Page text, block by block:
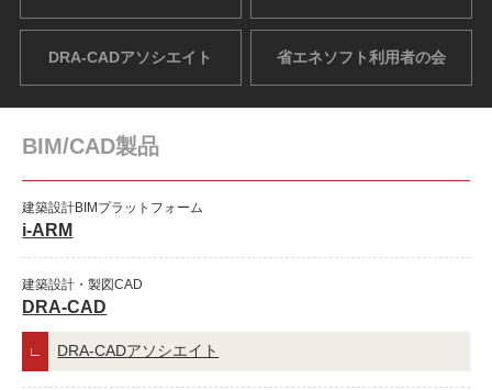
DRA-CADアソシエイト 省エネソフト利用者の会
BIM/CAD製品
建築設計BIMプラットフォーム
i-ARM
建築設計・製図CAD
DRA-CAD
DRA-CADアソシエイト